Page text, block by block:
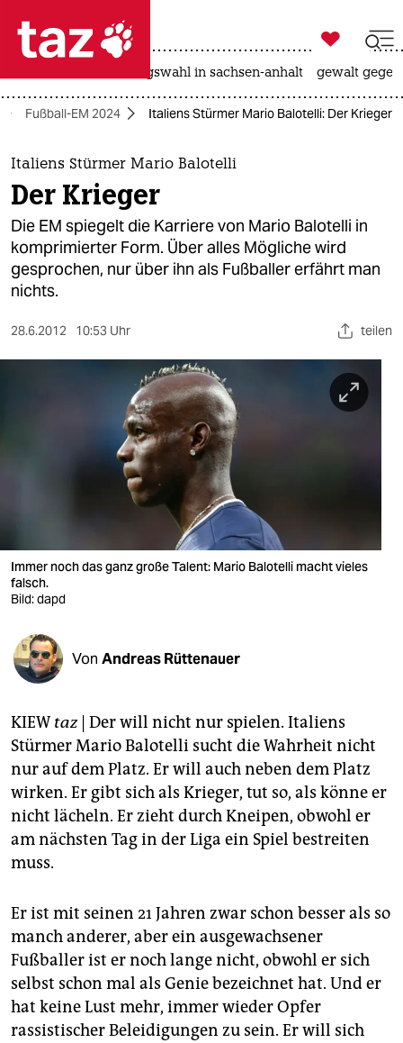
 taz zahl ich
taz zahl ich
themen
politik
öko
gesellschaft
kultur
sport
verlag
veranstaltungen
shop
fragen & hilfe
abo
genossenschaft
epaper login

taz zahl ich
landtagswahl in sachsen-anhalt gewalt
Fußball-EM 2024 Italiens Stürmer Mario Balotelli: Der Krieger
Italiens Stürmer Mario Balotelli
Der Krieger
Die EM spiegelt die Karriere von Mario Balotelli in
komprimierter Form. Über alles Mögliche wird
gesprochen, nur über ihn als Fußballer erfährt man
nichts.
28.6.2012 10:53 Uhr teilen
Immer noch das ganz große Talent: Mario Balotelli macht vieles
falsch.
Bild: dapd
Von Andreas Rüttenauer
KIEW taz| Der will nicht nur spielen. Italiens
Stürmer Mario Balotelli sucht die Wahrheit nicht
nur auf dem Platz. Er will auch neben dem Platz
wirken. Er gibt sich als Krieger, tut so, als könne er
nicht lächeln. Er zieht durch Kneipen, obwohl er
am nächsten Tag in der Liga ein Spiel bestreiten
muss.
Er ist mit seinen 21 Jahren zwar schon besser als so
manch anderer, aber ein ausgewachsener
Fußballer ist er noch lange nicht, obwohl er sich
selbst schon mal als Genie bezeichnet hat. Und er
hat keine Lust mehr, immer wieder Opfer
rassistischer Beleidigungen zu sein. Er will sich